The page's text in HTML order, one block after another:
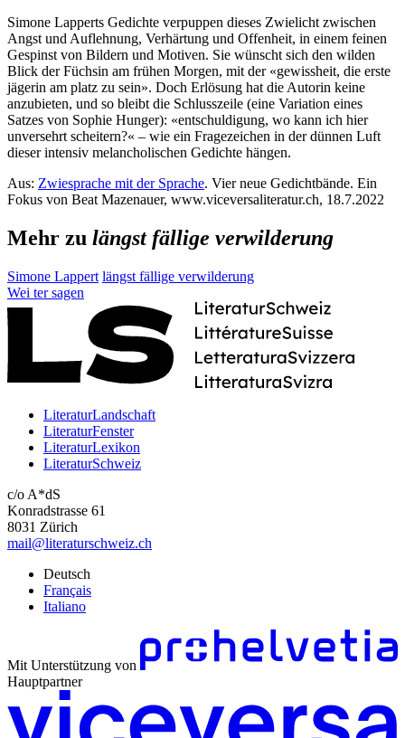
Simone Lapperts Gedichte verpuppen dieses Zwielicht zwischen
Angst und Auflehnung, Verhärtung und Offenheit, in einem feinen
Gespinst von Bildern und Motiven. Sie wünscht sich den wilden
Blick der Füchsin am frühen Morgen, mit der «gewissheit, die erste
jägerin am platz zu sein». Doch Erlösung hat die Autorin keine
anzubieten, und so bleibt die Schlusszeile (eine Variation eines
Satzes von Sophie Hunger): «entschuldigung, wo kann ich hier
unversehrt scheitern?« – wie ein Fragezeichen in der dünnen Luft
dieser intensiv melancholischen Gedichte hängen.
Aus: Zwiesprache mit der Sprache. Vier neue Gedichtbände. Ein
Fokus von Beat Mazenauer, www.viceversaliteratur.ch, 18.7.2022
Mehr zu längst fällige verwilderung
Simone Lappert längst fällige verwilderung
Wei ter sagen
LiteraturLandschaft
LiteraturFenster
LiteraturLexikon
LiteraturSchweiz
c/o A*dS
Konradstrasse 61
8031 Zürich
mail@literaturschweiz.ch
Deutsch
Français
Italiano
Mit Unterstützung von
Hauptpartner